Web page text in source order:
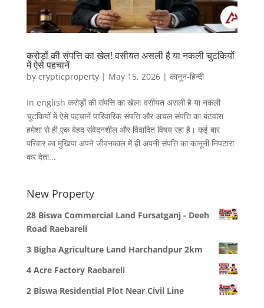
करोड़ों की संपत्ति का खेल! वसीयत असली है या नकली चुटकियों
में ऐसे पहचानें
by crypticproperty| May 15, 2026| कानून-हिन्दी
In english करोड़ों की संपत्ति का खेल! वसीयत असली है या नकली
चुटकियों में ऐसे पहचानें पारिवारिक संपत्ति और अचल संपत्ति का बंटवारा
हमेशा से ही एक बेहद संवेदनशील और विवादित विषय रहा है। कई बार
परिवार का मुखिया अपने जीवनकाल में ही अपनी संपत्ति का कानूनी निपटारा
कर देता...
New Property
28 Biswa Commercial Land Fursatganj - Deeh
Road Raebareli
3 Bigha Agriculture Land Harchandpur 2km
4 Acre Factory Raebareli
2 Biswa Residential Plot Near Civil Line